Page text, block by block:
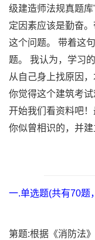
级建造师法规真题
定因素应该是勤奋
这个问题。 带着这
题。 我认为，学习
从自己身上找原因
你觉得这个建筑考
开始我们看资料吧
你似曾相识的，并
一.单选题(共有70题
第题:根据《消防法